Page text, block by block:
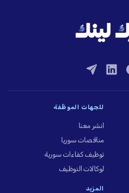
للجهات الموظِّفة
انشر معنا
مناقصات سوريا
توظيف كفاءات سورية
لوكالات التوظيف
المزيد